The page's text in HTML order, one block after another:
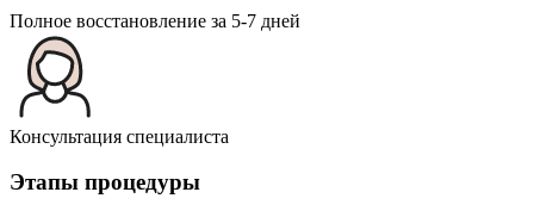
Полное восстановление за 5-7 дней
Консультация специалиста
Этапы процедуры